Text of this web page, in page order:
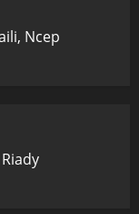
Ncep